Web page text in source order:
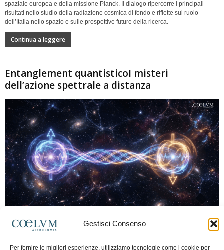
Gestisci Consenso
Per fornire le migliori esperienze, utilizziamo tecnologie come i cookie per
spaziale europea e della missione Planck. Il dialogo ripercorre i principali
risultati nello studio della radiazione cosmica di fondo e riflette sul ruolo
dell’Italia nello spazio e sulle prospettive future della ricerca.
Continua a leggere
Entanglement quantisticoI misteri
dell’azione spettrale a distanza
Marco Lorrai - 15 Giugno 2026 0
moderna: due particelle possono mostrare correlazioni che sembrano ignorare